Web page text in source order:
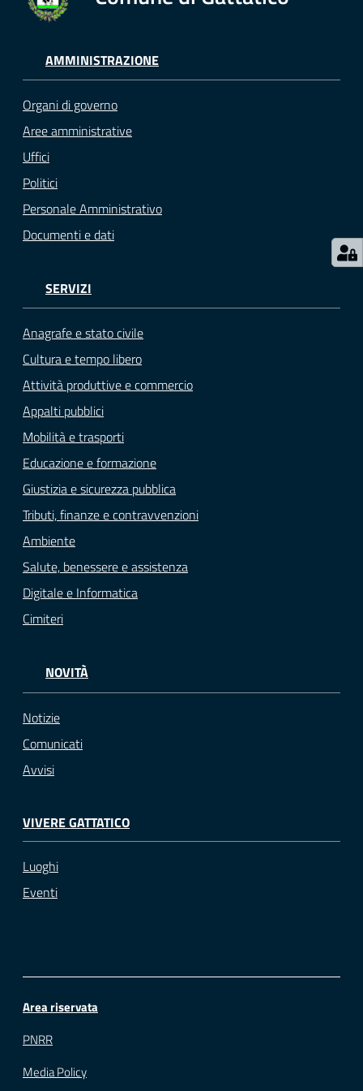
argomenti...
su
AMMINISTRAZIONE
Organi di governo
Aree amministrative
Uffici
Politici
Personale Amministrativo
Documenti e dati
SERVIZI
Anagrafe e stato civile
Cultura e tempo libero
Attività produttive e commercio
Appalti pubblici
Mobilità e trasporti
Educazione e formazione
Giustizia e sicurezza pubblica
Tributi, finanze e contravvenzioni
Ambiente
Salute, benessere e assistenza
Digitale e Informatica
Cimiteri
NOVITÀ
Notizie
Comunicati
Avvisi
VIVERE GATTATICO
Luoghi
Eventi
Area riservata
PNRR
Media Policy